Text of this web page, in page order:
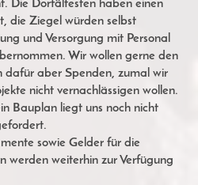
Die Dorfältesten haben einen
die Ziegel würden selbst
und Versorgung mit Personal
Wir wollen gerne den
dafür aber Spenden, zumal wir
nicht vernachlässigen wollen.
Bauplan liegt uns noch nicht
sowie Gelder für die
werden weiterhin zur Verfügung